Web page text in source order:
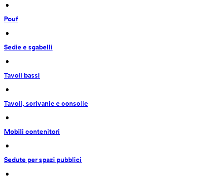
•
Pouf
•
Sedie e sgabelli
•
Tavoli bassi
•
Tavoli, scrivanie e consolle
•
Mobili contenitori
•
Sedute per spazi pubblici
•